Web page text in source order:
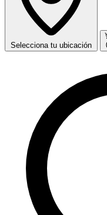
Selecciona tu ubicación